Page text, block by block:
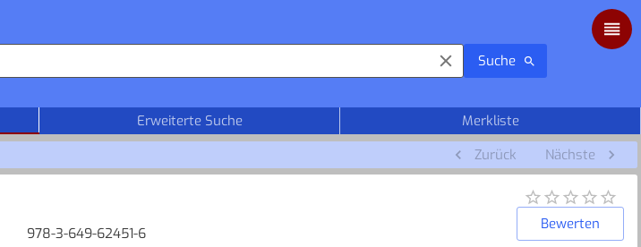
Suche
Erweiterte Suche
Merkliste
Zurück Nächste
978-3-649-62451-6
Bewerten